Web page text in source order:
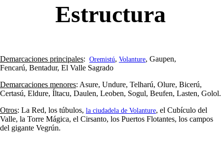
Estructura
Demarcaciones principales: Oremistú, Volanture, Gaupen,
Fencarú, Bentadur, El Valle Sagrado
Demarcaciones menores: Asure, Undure, Telharú, Olure, Bicerú,
Certasú, Eldure, Íltacu, Daulen, Leoben, Sogul, Beufen, Lasten, Golol.
Otros: La Red, los túbulos, la ciudadela de Volanture, el Cubículo del
Valle, la Torre Mágica, el Cirsanto, los Puertos Flotantes, los campos
del gigante Vegrún.